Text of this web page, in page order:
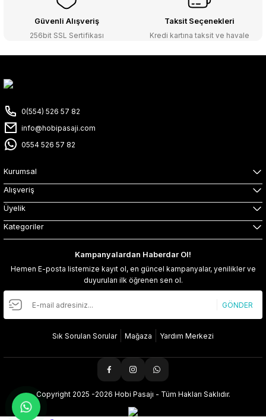
Güvenli Alışveriş
256bit SSL Sertifikası
Taksit Seçenekleri
Kredi kartına taksit ve havale
0(554) 526 57 82
info@hobipasaji.com
0554 526 57 82
Kurumsal
Alışveriş
Üyelik
Kategoriler
Kampanyalardan Haberdar Ol!
Hemen E-posta listemize kayıt ol, en güncel kampanyalar, yenilikler ve
duyuruları ilk öğrenen sen ol.
GÖNDER
Sık Sorulan Sorular Mağaza Yardım Merkezi
Copyright 2025 -2026 Hobi Pasajı - Tüm Hakları Saklıdır.